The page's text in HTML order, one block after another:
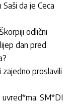
da je Ceca
odlični
dan pred
proslavili
SM*DI